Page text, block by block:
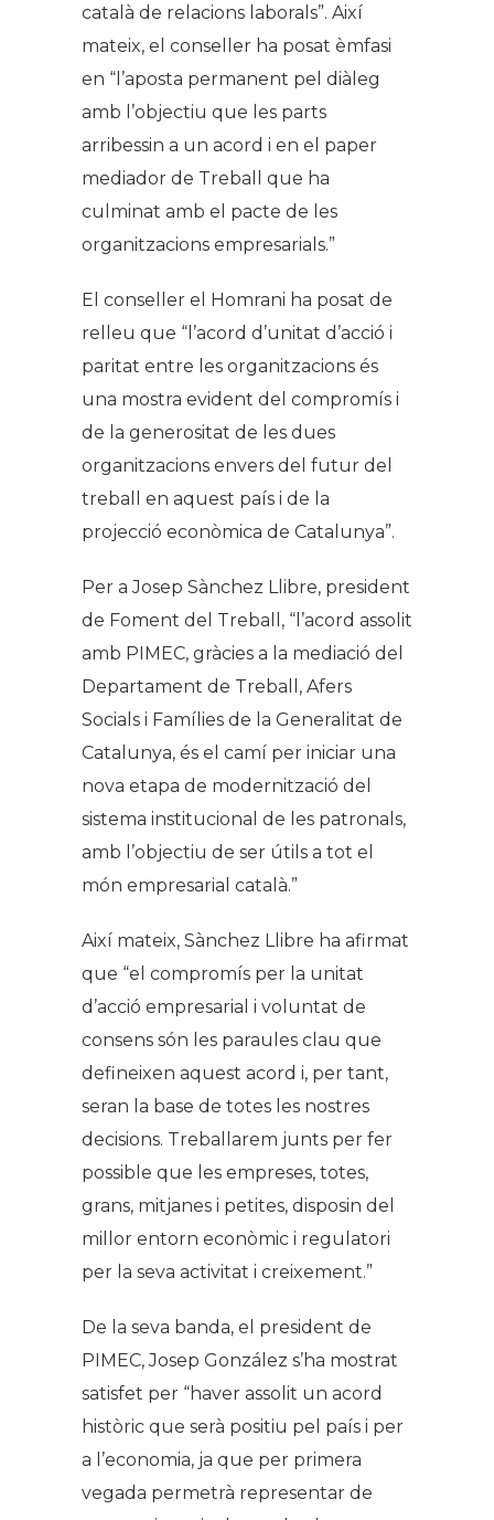
català de relacions laborals”. Així
mateix, el conseller ha posat èmfasi
en “l’aposta permanent pel diàleg
amb l’objectiu que les parts
arribessin a un acord i en el paper
mediador de Treball que ha
culminat amb el pacte de les
organitzacions empresarials.”
El conseller el Homrani ha posat de
relleu que “l’acord d’unitat d’acció i
paritat entre les organitzacions és
una mostra evident del compromís i
de la generositat de les dues
organitzacions envers del futur del
treball en aquest país i de la
projecció econòmica de Catalunya”.
Per a Josep Sànchez Llibre, president
de Foment del Treball, “ l’acord assolit
amb PIMEC, gràcies a la mediació del
Departament de Treball, Afers
Socials i Famílies de la Generalitat de
Catalunya, és el camí per iniciar una
nova etapa de modernització del
sistema institucional de les patronals,
amb l’objectiu de ser útils a tot el
món empresarial català.”
Així mateix, Sànchez Llibre ha afirmat
que “el compromís per la unitat
d’acció empresarial i voluntat de
consens són les paraules clau que
defineixen aquest acord i, per tant,
seran la base de totes les nostres
decisions. Treballarem junts per fer
possible que les empreses, totes,
grans, mitjanes i petites, disposin del
millor entorn econòmic i regulatori
per la seva activitat i creixement.”
De la seva banda, el president de
PIMEC, Josep González s’ha mostrat
satisfet per “haver assolit un acord
històric que serà positiu pel país i per
a l’economia, ja que per primera
vegada permetrà representar de